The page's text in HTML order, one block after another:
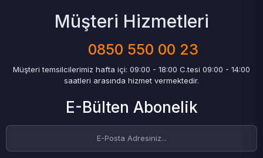
Müşteri Hizmetleri
0850 550 00 23
Müşteri temsilcilerimiz hafta içi: 09:00 - 18:00 C.tesi 09:00 - 14:00
saatleri arasında hizmet vermektedir.
E-Bülten Abonelik